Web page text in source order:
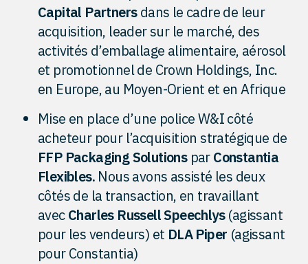
Capital Partnersdans le cadre de leur
acquisition, leader sur le marché, des
activités d’emballage alimentaire, aérosol
et promotionnel de Crown Holdings, Inc.
en Europe, au Moyen-Orient et en Afrique
Mise en place d’une police W&I côté
acheteur pour l’acquisition stratégique de
FFP Packaging SolutionsparConstantia
Flexibles. Nous avons assisté les deux
côtés de la transaction, en travaillant
avecCharles Russell Speechlys(agissant
pour les vendeurs) et DLA Piper (agissant
pour Constantia)